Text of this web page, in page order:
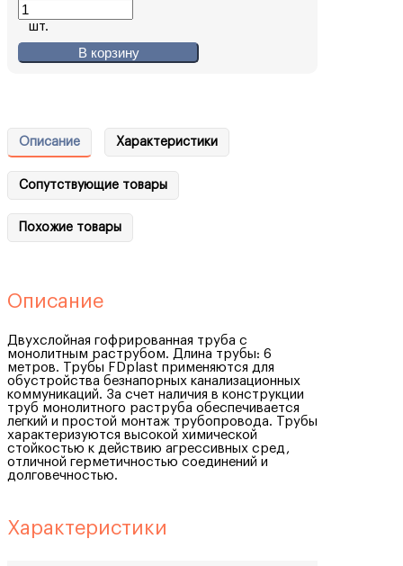
шт.
В корзину
Описание Характеристики
Сопутствующие товары
Похожие товары
Описание
Двухслойная гофрированная труба с
монолитным раструбом. Длина трубы: 6
метров. Трубы FDplast применяются для
обустройства безнапорных канализационных
коммуникаций. За счет наличия в конструкции
труб монолитного раструба обеспечивается
легкий и простой монтаж трубопровода. Трубы
характеризуются высокой химической
стойкостью к действию агрессивных сред,
отличной герметичностью соединений и
долговечностью.
Характеристики